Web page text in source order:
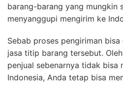
barang-barang yang mungkin
menyanggupi mengirim ke
Sebab proses pengiriman
jasa titip barang tersebut.
penjual sebenarnya tidak bisa
Indonesia, Anda tetap bisa